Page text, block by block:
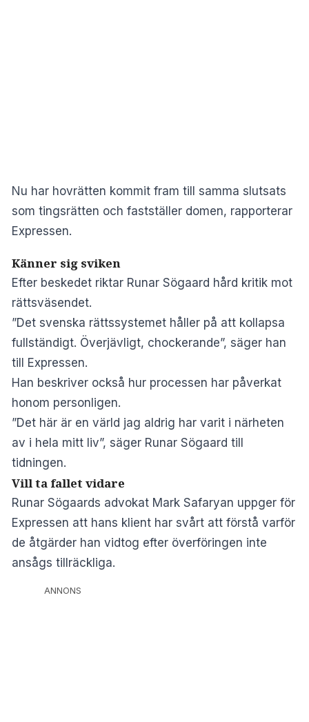
Nu har hovrätten kommit fram till samma slutsats
som tingsrätten och fastställer domen, rapporterar
Expressen.
Känner sig sviken
Efter beskedet riktar Runar Sögaard hård kritik mot
rättsväsendet.
”Det svenska rättssystemet håller på att kollapsa
fullständigt. Överjävligt, chockerande”, säger han
till Expressen.
Han beskriver också hur processen har påverkat
honom personligen.
”Det här är en värld jag aldrig har varit i närheten
av i hela mitt liv”, säger Runar Sögaard till
tidningen.
Vill ta fallet vidare
Runar Sögaards advokat Mark Safaryan uppger för
Expressen att hans klient har svårt att förstå varför
de åtgärder han vidtog efter överföringen inte
ansågs tillräckliga.
ANNONS